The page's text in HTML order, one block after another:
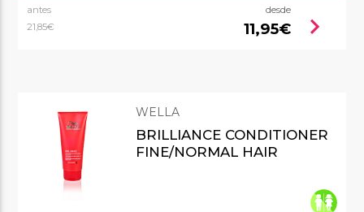
antes
21,85€
desde
11,95€ chevron_right
WELLA
BRILLIANCE CONDITIONER
FINE/NORMAL HAIR